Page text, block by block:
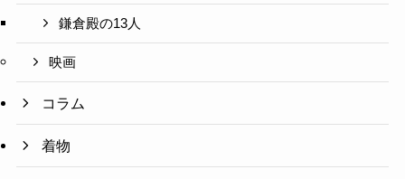
鎌倉殿の13人
映画
コラム
着物